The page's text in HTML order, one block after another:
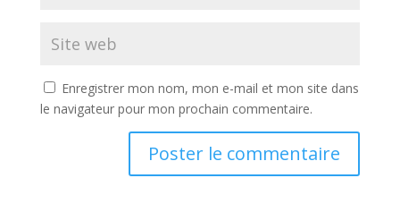
Enregistrer mon nom, mon e-mail et mon site dans
le navigateur pour mon prochain commentaire.